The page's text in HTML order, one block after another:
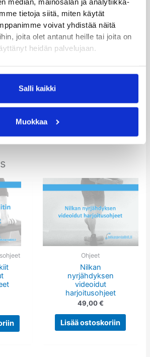
tietoja siitä, miten käytät
voivat yhdistää näitä
joita olet antanut heille tai joita on
heidän palvelujaan.
Salli kaikki
Muokkaa
yölasta
up yösukka
hoitopaketti lattajalkaan
nilkkatuki
Ohjeet
Nilkan
nyrjähdyksen
videoidut
harjoitusohjeet
49,00€
Lisää ostoskoriin